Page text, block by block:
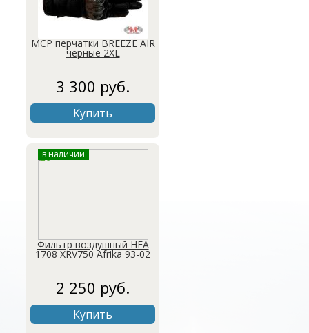
MCP перчатки BREEZE AIR
черные 2XL
3 300 руб.
Купить
в наличии
Фильтр воздушный HFA
1708 XRV750 Afrika 93-02
2 250 руб.
Купить